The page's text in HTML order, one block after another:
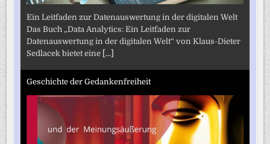
Ein Leitfaden zur Datenauswertung in der digitalen Welt
Das Buch „Data Analytics: Ein Leitfaden zur
Datenauswertung in der digitalen Welt“ von Klaus-Dieter
Sedlacek bietet eine [...]
Geschichte der Gedankenfreiheit